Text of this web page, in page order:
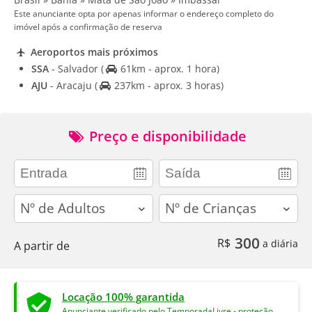
Este anunciante opta por apenas informar o endereço completo do
imóvel após a confirmação de reserva
Aeroportos mais próximos
SSA - Salvador (
61km - aprox. 1 hora)
AJU - Aracaju ( 237km - aprox. 3 horas)
Preço e disponibilidade
adults children
A partir de R$ 300 a diária
Locação 100% garantida